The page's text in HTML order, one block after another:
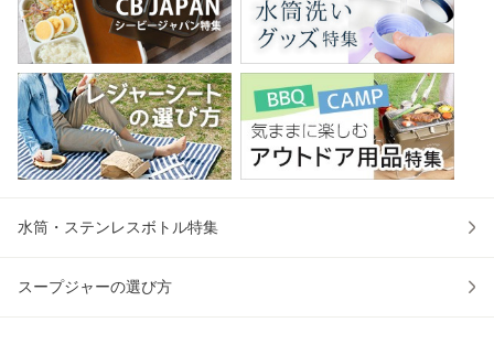
水筒・ステンレスボトル特集
スープジャーの選び方